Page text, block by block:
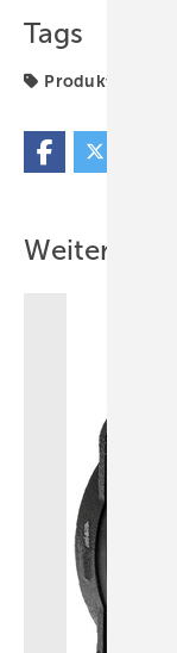
Tags
Produkte
Weitere